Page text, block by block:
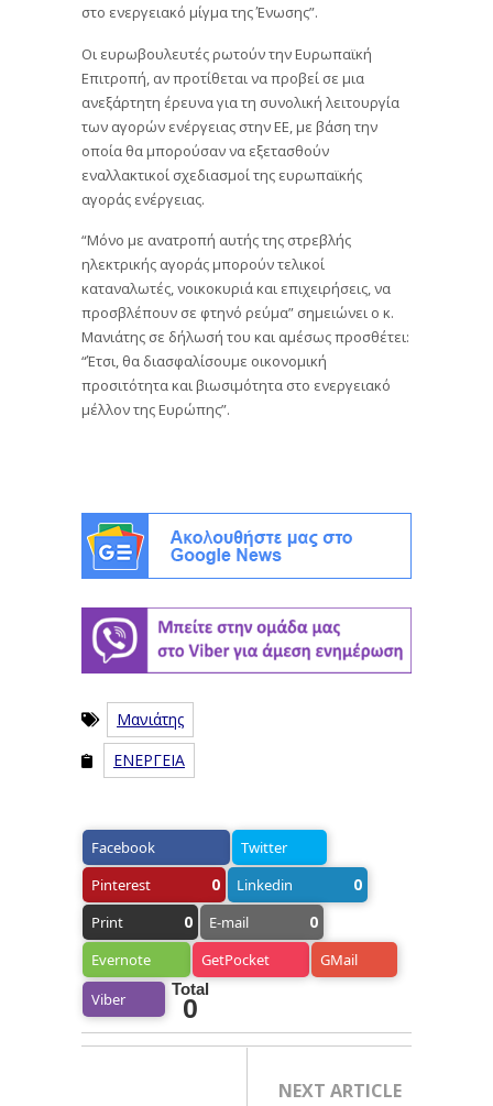
στο ενεργειακό μίγμα της Ένωσης”.
Οι ευρωβουλευτές ρωτούν την Ευρωπαϊκή
Επιτροπή, αν προτίθεται να προβεί σε μια
ανεξάρτητη έρευνα για τη συνολική λειτουργία
των αγορών ενέργειας στην ΕΕ, με βάση την
οποία θα μπορούσαν να εξετασθούν
εναλλακτικοί σχεδιασμοί της ευρωπαϊκής
αγοράς ενέργειας.
“Μόνο με ανατροπή αυτής της στρεβλής
ηλεκτρικής αγοράς μπορούν τελικοί
καταναλωτές, νοικοκυριά και επιχειρήσεις, να
προσβλέπουν σε φτηνό ρεύμα” σημειώνει ο κ.
Μανιάτης σε δήλωσή του και αμέσως προσθέτει:
“Έτσι, θα διασφαλίσουμε οικονομική
προσιτότητα και βιωσιμότητα στο ενεργειακό
μέλλον της Ευρώπης”.
Μανιάτης
ΕΝΕΡΓΕΙΑ
Facebook
Twitter
Pinterest
0 Linkedin 0
Print 0 E-mail 0
Evernote GetPocket GMail
Viber
Total
0
NEXT ARTICLE